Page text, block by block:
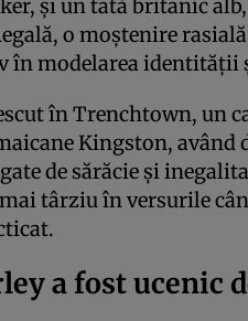
și un tată britanic
o moștenire rasială
în modelarea identității
în Trenchtown, un
Kingston, având
de sărăcie și
târziu în versurile
a fost ucenic